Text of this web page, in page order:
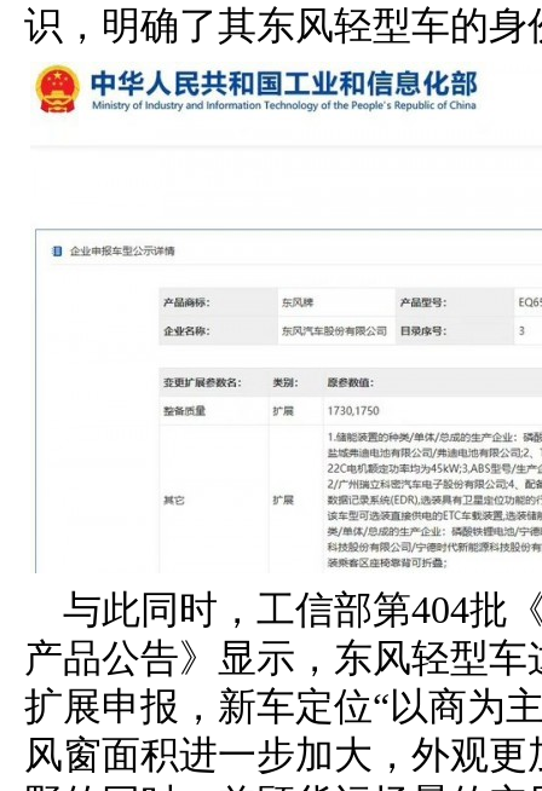
识，明确了其东风轻型车的身
与此同时，工信部第404批
产品公告》显示，东风轻型
扩展申报，新车定位“以商为
风窗面积进一步加大，外观